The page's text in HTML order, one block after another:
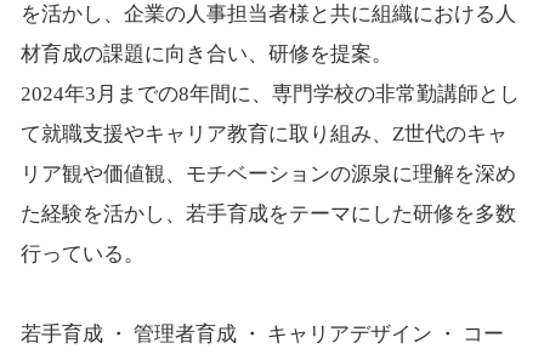
を活かし、企業の人事担当者様と共に組織における人
材育成の課題に向き合い、研修を提案。
2024年3月までの8年間に、専門学校の非常勤講師とし
て就職支援やキャリア教育に取り組み、Z世代のキャ
リア観や価値観、モチベーションの源泉に理解を深め
た経験を活かし、若手育成をテーマにした研修を多数
行っている。
若手育成 ・ 管理者育成 ・ キャリアデザイン ・ コー